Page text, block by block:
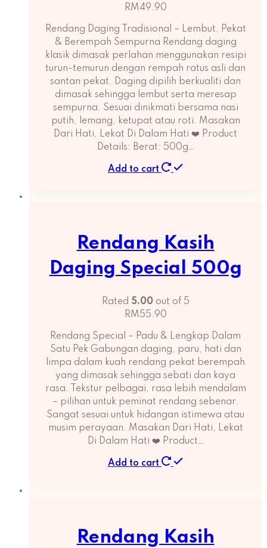
RM49.90
Rendang Daging Tradisional – Lembut, Pekat
& Berempah Sempurna Rendang daging
klasik dimasak perlahan menggunakan resipi
turun-temurun dengan rempah ratus asli dan
santan pekat. Daging dipilih berkualiti dan
dimasak sehingga lembut serta meresap
sempurna. Sesuai dinikmati bersama nasi
putih, lemang, ketupat atau roti. Masakan
Dari Hati, Lekat Di Dalam Hati ❤️ Product
Details: Berat: 500g…
Add to cart
Rendang Kasih
Daging Special 500g
Rated 5.00out of 5
RM55.90
Rendang Special – Padu & Lengkap Dalam
Satu Pek Gabungan daging, paru, hati dan
limpa dalam kuah rendang pekat berempah
yang dimasak sehingga sebati dan kaya
rasa. Tekstur pelbagai, rasa lebih mendalam
– pilihan untuk peminat rendang sebenar.
Sangat sesuai untuk hidangan istimewa atau
musim perayaan. Masakan Dari Hati, Lekat
Di Dalam Hati ❤️ Product…
Add to cart
Rendang Kasih